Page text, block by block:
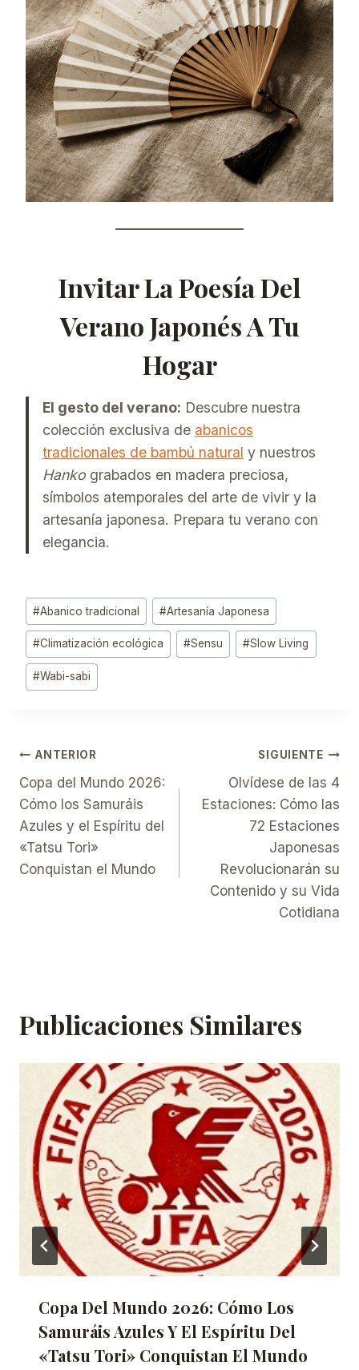
Invitar La Poesía Del
Verano Japonés A Tu
Hogar
El gesto del verano: Descubre nuestra
colección exclusiva de abanicos
tradicionales de bambú natural y nuestros
Hanko grabados en madera preciosa,
símbolos atemporales del arte de vivir y la
artesanía japonesa. Prepara tu verano con
elegancia.
Etiquetas
de
la
entrada:
#Abanico tradicional #Artesanía Japonesa
#Climatización ecológica #Sensu #Slow Living
#Wabi-sabi
Navegación
De
Entradas
ANTERIOR
Copa del Mundo 2026:
Cómo los Samuráis
Azules y el Espíritu del
«Tatsu Tori»
Conquistan el Mundo
SIGUIENTE
Olvídese de las 4
Estaciones: Cómo las
72 Estaciones
Japonesas
Revolucionarán su
Contenido y su Vida
Cotidiana
Publicaciones Similares
Copa Del Mundo 2026: Cómo Los
Samuráis Azules Y El Espíritu Del
«Tatsu Tori» Conquistan El Mundo